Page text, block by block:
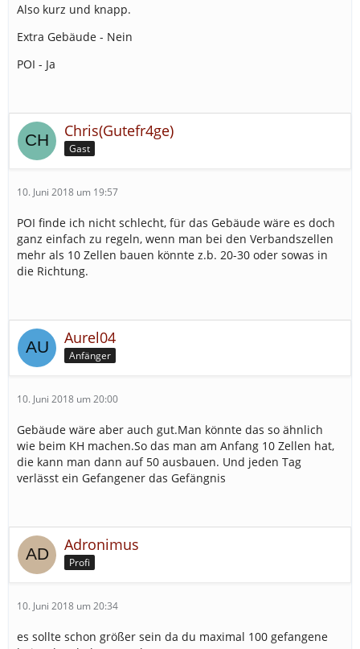
Also kurz und knapp.
Extra Gebäude - Nein
POI - Ja
Chris(Gutefr4ge)
Gast
10. Juni 2018 um 19:57
POI finde ich nicht schlecht, für das Gebäude wäre es doch
ganz einfach zu regeln, wenn man bei den Verbandszellen
mehr als 10 Zellen bauen könnte z.b. 20-30 oder sowas in
die Richtung.
Aurel04
Anfänger
10. Juni 2018 um 20:00
Gebäude wäre aber auch gut.Man könnte das so ähnlich
wie beim KH machen.So das man am Anfang 10 Zellen hat,
die kann man dann auf 50 ausbauen. Und jeden Tag
verlässt ein Gefangener das Gefängnis
Adronimus
Profi
10. Juni 2018 um 20:34
es sollte schon größer sein da du maximal 100 gefangene